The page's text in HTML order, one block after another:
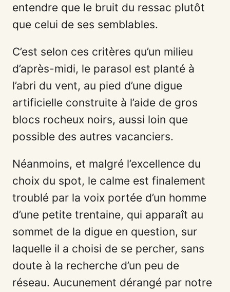
entendre que le bruit du ressac plutôt
que celui de ses semblables.
C’est selon ces critères qu’un milieu
d’après-midi, le parasol est planté à
l’abri du vent, au pied d’une digue
artificielle construite à l’aide de gros
blocs rocheux noirs, aussi loin que
possible des autres vacanciers.
Néanmoins, et malgré l’excellence du
choix du spot, le calme est finalement
troublé par la voix portée d’un homme
d’une petite trentaine, qui apparaît au
sommet de la digue en question, sur
laquelle il a choisi de se percher, sans
doute à la recherche d’un peu de
réseau. Aucunement dérangé par notre